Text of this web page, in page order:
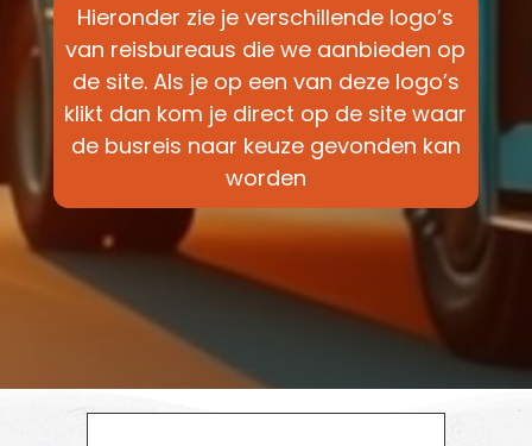
Hieronder zie je verschillende logo’s
van reisbureaus die we aanbieden op
de site. Als je op een van deze logo’s
klikt dan kom je direct op de site waar
de busreis naar keuze gevonden kan
worden